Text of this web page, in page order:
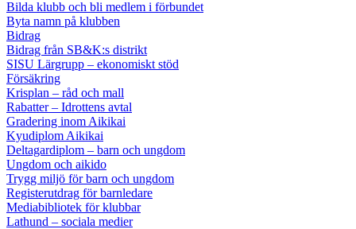
Bilda klubb och bli medlem i förbundet
Byta namn på klubben
Bidrag
Bidrag från SB&K:s distrikt
SISU Lärgrupp – ekonomiskt stöd
Försäkring
Krisplan – råd och mall
Rabatter – Idrottens avtal
Gradering inom Aikikai
Kyudiplom Aikikai
Deltagardiplom – barn och ungdom
Ungdom och aikido
Trygg miljö för barn och ungdom
Registerutdrag för barnledare
Mediabibliotek för klubbar
Lathund – sociala medier